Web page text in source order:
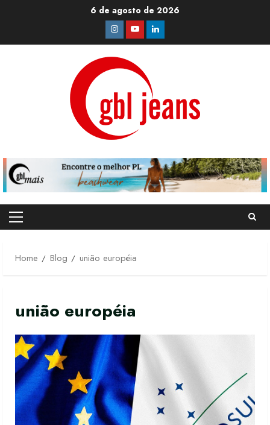
6 de agosto de 2026
Instagram
YoutubeLinkedin
Primary
Home
Blog união européia
união européia